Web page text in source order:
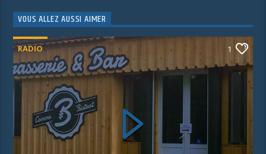
VOUS ALLEZ AUSSI AIMER
RADIO 1